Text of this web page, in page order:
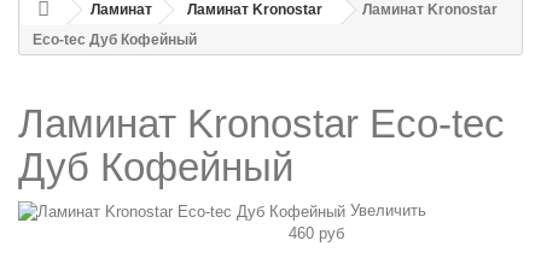
Ламинат Ламинат Kronostar
Ламинат Kronostar
Eco-tec Дуб Кофейный
Ламинат Kronostar Eco-tec
Дуб Кофейный
Увеличить
460 руб